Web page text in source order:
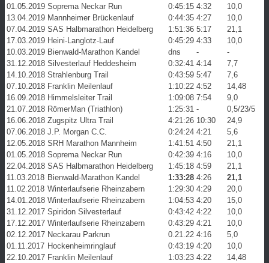
01.05.2019 Soprema Neckar Run 0:45:15 4:32
10,0
13.04.2019 Mannheimer Brückenlauf 0:44:35 4:27
10,0
07.04.2019 SAS Halbmarathon Heidelberg 1:51:36 5:17
21,1
17.03.2019 Heini-Langlotz-Lauf 0:45:29 4:33
10,0
10.03.2019 Bienwald-Marathon Kandel dns -
-
31.12.2018 Silvesterlauf Heddesheim 0:32:41 4:14
7,7
14.10.2018 Strahlenburg Trail 0:43:59 5:47
7,6
07.10.2018 Franklin Meilenlauf 1:10:22 4:52
14,48
16.09.2018 Himmelsleiter Trail 1:09:08 7:54
9,0
21.07.2018 RömerMan (Triathlon) 1:25:31 -
0,5/23/5
16.06.2018 Zugspitz Ultra Trail 4:21:26 10:30
24,9
07.06.2018 J.P. Morgan C.C. 0:24:24 4:21
5,6
12.05.2018 SRH Marathon Mannheim 1:41:51 4:50
21,1
01.05.2018 Soprema Neckar Run 0:42:39 4:16
10,0
22.04.2018 SAS Halbmarathon Heidelberg 1:45:18 4:59
21,1
11.03.2018 Bienwald-Marathon Kandel 1:33:28 4:26
21,1
11.02.2018 Winterlaufserie Rheinzabern 1:29:30 4:29
20,0
14.01.2018 Winterlaufserie Rheinzabern 1:04:53 4:20
15,0
31.12.2017 Spiridon Silvesterlauf 0:43:42 4:22
10,0
17.12.2017 Winterlaufserie Rheinzabern 0:43:29 4:21
10,0
02.12.2017 Neckarau Parkrun 0.21.22 4:16
5,0
01.11.2017 Hockenheimringlauf 0:43:19 4:20
10,0
22.10.2017 Franklin Meilenlauf 1:03:23 4:22
14,48